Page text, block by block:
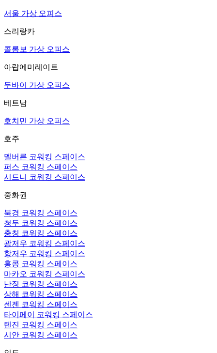
서울 가상 오피스
스리랑카
콜롬보 가상 오피스
아랍에미레이트
두바이 가상 오피스
베트남
호치민 가상 오피스
호주
멜버른 코워킹 스페이스
퍼스 코워킹 스페이스
시드니 코워킹 스페이스
중화권
북경 코워킹 스페이스
청두 코워킹 스페이스
충칭 코워킹 스페이스
광저우 코워킹 스페이스
항저우 코워킹 스페이스
홍콩 코워킹 스페이스
마카오 코워킹 스페이스
난징 코워킹 스페이스
상해 코워킹 스페이스
센젠 코워킹 스페이스
타이페이 코워킹 스페이스
톈진 코워킹 스페이스
시안 코워킹 스페이스